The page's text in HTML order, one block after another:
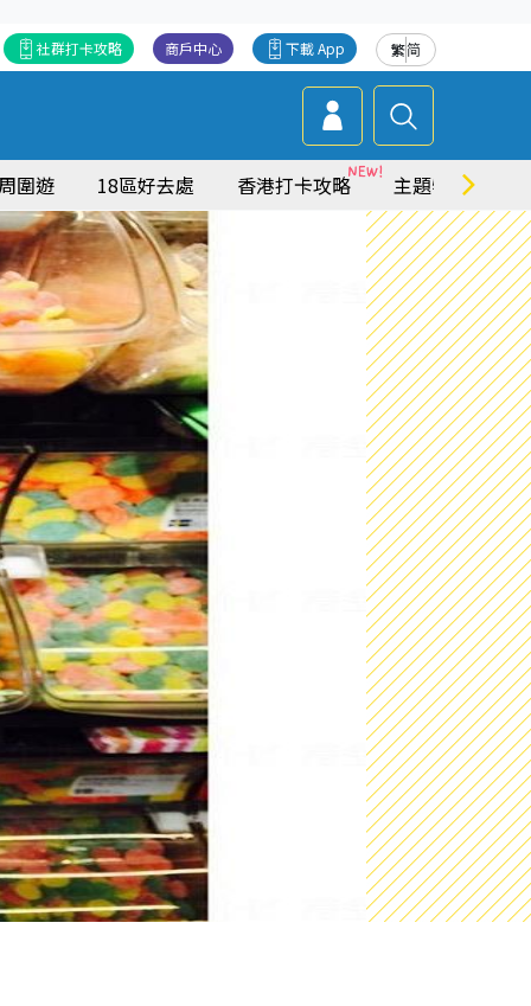
繁简
下載 App
商戶中心
社群打卡攻略
圍遊 18區好去處 香港打卡攻略 主題特集